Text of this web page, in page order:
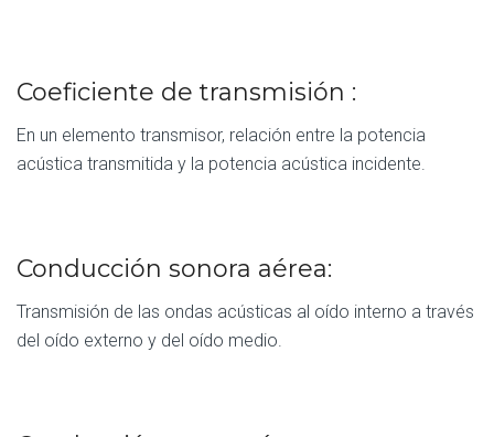
Coeficiente de transmisión :
En un elemento transmisor, relación entre la potencia
acústica transmitida y la potencia acústica incidente.
Conducción sonora aérea:
Transmisión de las ondas acústicas al oído interno a través
del oído externo y del oído medio.